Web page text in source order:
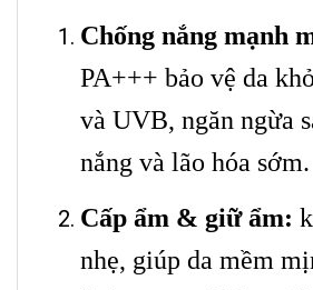
Chống nắng mạnh
PA+++ bảo vệ da
và UVB, ngăn ngừa
nắng và lão hóa sớm.
Cấp ẩm & giữ ẩm:
nhẹ, giúp da mềm